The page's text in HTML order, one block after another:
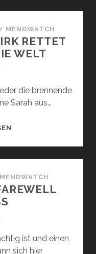
DEN
USA
MENDWATCH
RETTET
WELT
die brennende
Sarah aus…
MAL
WIEDER
MENDWATCH
ist und einen
sich hier